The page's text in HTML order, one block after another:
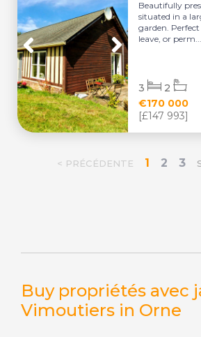
Buy propriétés avec
Vimoutiers in Orne
Beautifully
situated in a
garden.
leave, or perm...
€170 000
[£147 993]
3 2
< PRÉCÉDENTE 1 2 3